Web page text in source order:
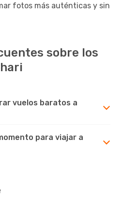
fotos más auténticas y sin
sobre los
vuelos baratos a
para viajar a